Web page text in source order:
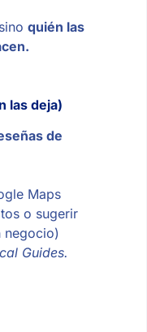
quién las
las deja)
de
Maps
o sugerir
negocio)
Guides.